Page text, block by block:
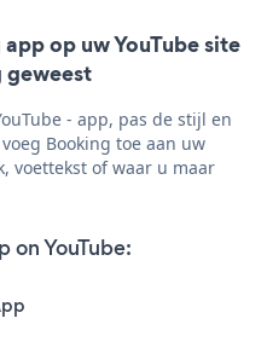
op uw YouTube site
geweest
- app, pas de stijl en
Booking toe aan uw
voettekst of waar u maar
on YouTube: